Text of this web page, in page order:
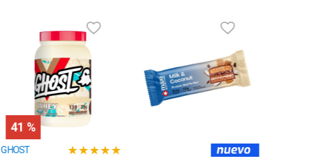
300 mg de Vitamina C (500% DDR) y 50 mg
de Vitamina E (250% DDR): Protección
antioxidante ante el estrés físico.
Modo de uso: Mezclar 1 scoop (20g) con
250 ml de agua, agitar y consumir 20-30
minutos antes del entrenamiento. Máximo 1
porción diaria.
41 %
GHOST ★★★★★